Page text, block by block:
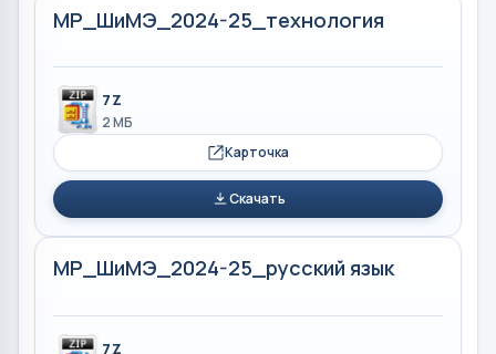
МР_ШиМЭ_2024-25_технология
7Z
2 МБ
Карточка
Скачать
МР_ШиМЭ_2024-25_русский язык
7Z